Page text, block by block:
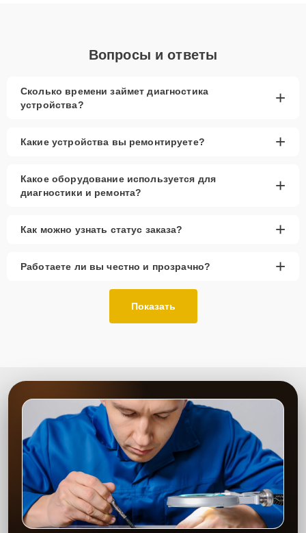
Вопросы и ответы
Сколько времени займет диагностика
устройства?
+
Какие устройства вы ремонтируете? +
Какое оборудование используется для
диагностики и ремонта?
+
Как можно узнать статус заказа? +
Работаете ли вы честно и прозрачно? +
Показать